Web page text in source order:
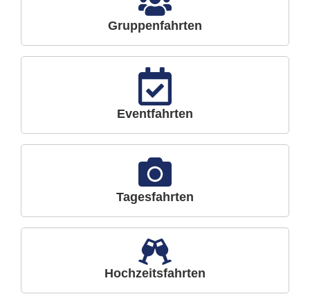
Gruppenfahrten
Eventfahrten
Tagesfahrten
Hochzeitsfahrten